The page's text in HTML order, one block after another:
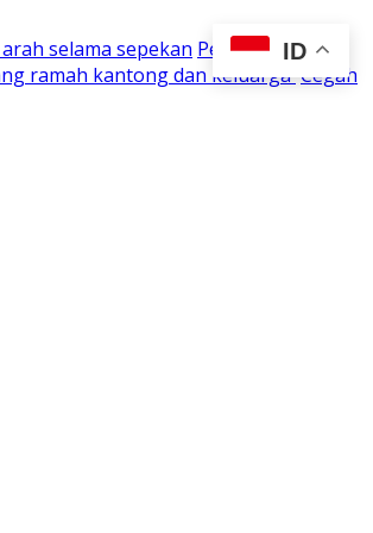
selama sepekan Perjuangan 15
ramah kantong dan keluargaCegah
ID